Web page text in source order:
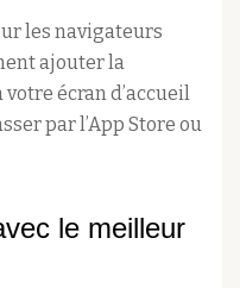
les navigateurs
ajouter la
votre écran d’accueil
par l’App Store ou
le meilleur